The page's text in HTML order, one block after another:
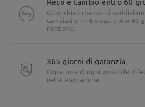
Gli occhiali che non ti
cambiati o rimborsati entro 60
ricezione.
365 giorni di garanzia
Copertura di ogni possibile
nella lavorazione.